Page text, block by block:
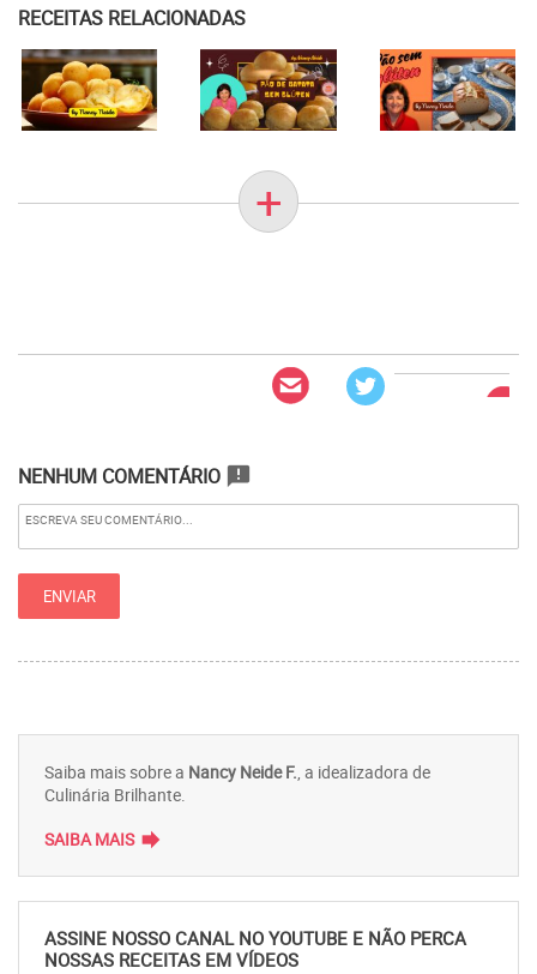
RECEITAS RELACIONADAS
+
NENHUM COMENTÁRIO announcement
Saiba mais sobre a Nancy Neide F., a idealizadora de
Culinária Brilhante.
SAIBA MAIS forward
ASSINE NOSSO CANAL NO YOUTUBE E NÃO PERCA
NOSSAS RECEITAS EM VÍDEOS